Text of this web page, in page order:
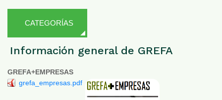
CATEGORÍAS
Información general de GREFA
GREFA+EMPRESAS
grefa_empresas.pdf